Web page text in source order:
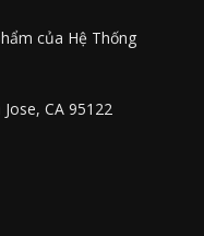
của Hệ Thống
CA 95122